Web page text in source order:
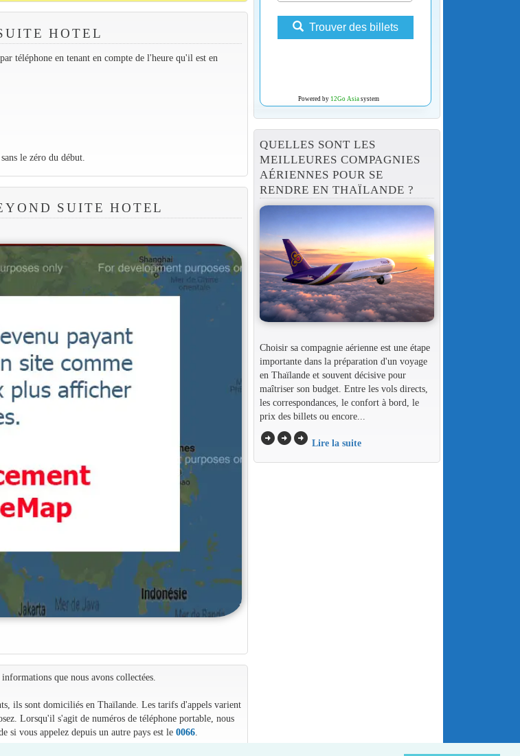
HOTEL
téléphone en tenant en compte de l'heure qu'il est en
le zéro du début.
SUITE HOTEL
que nous avons collectées.
ils sont domiciliés en Thaïlande. Les tarifs d'appels varient
Lorsqu'il s'agit de numéros de téléphone portable, nous
vous appelez depuis un autre pays est le 0066.
Trouver des billets
Powered by 12Go Asiasystem
QUELLES SONT LES
MEILLEURES COMPAGNIES
AÉRIENNES POUR SE
RENDRE EN THAÏLANDE ?
Choisir sa compagnie aérienne est une étape
importante dans la préparation d'un voyage
en Thaïlande et souvent décisive pour
maîtriser son budget. Entre les vols directs,
les correspondances, le confort à bord, le
prix des billets ou encore...
arrow_circle_rightarrow_circle_rightarrow_circle_right Lire la suite